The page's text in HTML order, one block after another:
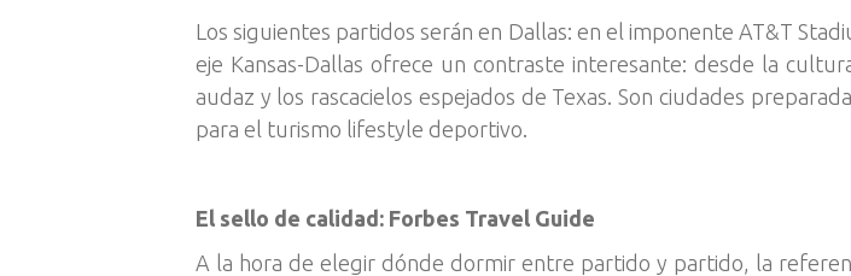
Los siguientes partidos serán en Dallas: en el imponente AT&T
eje Kansas-Dallas ofrece un contraste interesante: desde la
audaz y los rascacielos espejados de Texas. Son ciudades
para el turismo lifestyle deportivo.
El sello de calidad: Forbes Travel Guide
A la hora de elegir dónde dormir entre partido y partido, la